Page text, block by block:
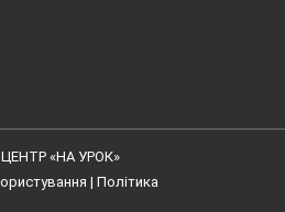
ЦЕНТР «НА УРОК»
| Політика